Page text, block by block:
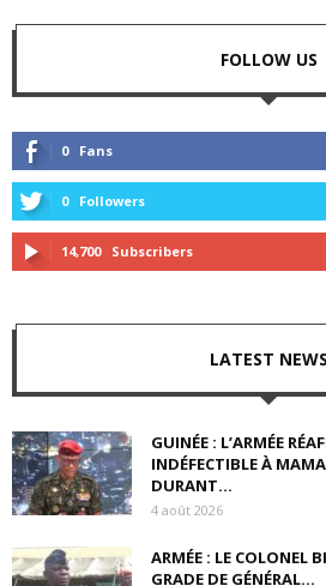
FOLLOW US
0 Fans
0 Followers
14,700 Subscribers
LATEST NEWS
GUINÉE : L’ARMÉE
INDÉFECTIBLE À
DURANT...
4 août 2026
ARMÉE : LE COLONEL
GRADE DE GÉNÉRAL...